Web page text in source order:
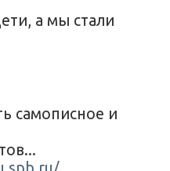
а мы стали
самописное и